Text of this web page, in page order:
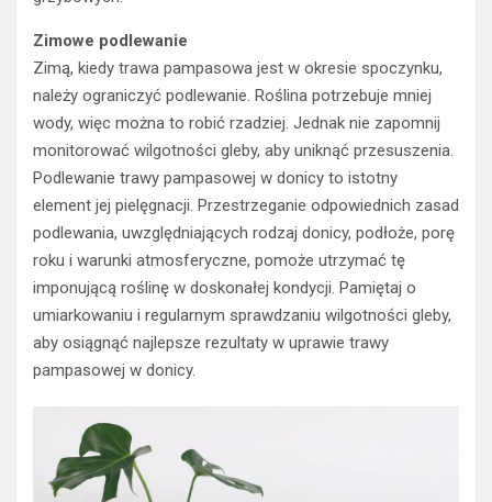
Zimowe podlewanie
Zimą, kiedy trawa pampasowa jest w okresie spoczynku,
należy ograniczyć podlewanie. Roślina potrzebuje mniej
wody, więc można to robić rzadziej. Jednak nie zapomnij
monitorować wilgotności gleby, aby uniknąć przesuszenia.
Podlewanie trawy pampasowej w donicy to istotny
element jej pielęgnacji. Przestrzeganie odpowiednich zasad
podlewania, uwzględniających rodzaj donicy, podłoże, porę
roku i warunki atmosferyczne, pomoże utrzymać tę
imponującą roślinę w doskonałej kondycji. Pamiętaj o
umiarkowaniu i regularnym sprawdzaniu wilgotności gleby,
aby osiągnąć najlepsze rezultaty w uprawie trawy
pampasowej w donicy.